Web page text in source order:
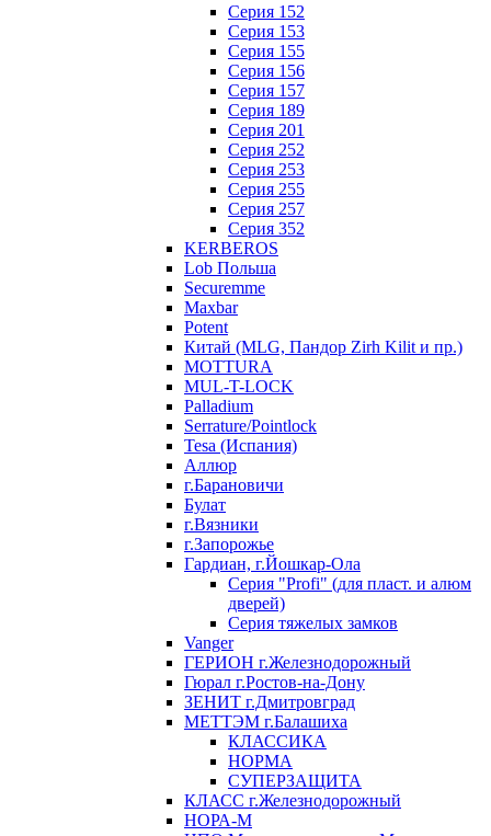
Серия 152
Серия 153
Серия 155
Серия 156
Серия 157
Серия 189
Серия 201
Серия 252
Серия 253
Серия 255
Серия 257
Серия 352
KERBEROS
Lob Польша
Securemme
Maxbar
Potent
Китай (MLG, Пандор Zirh Kilit и пр.)
MOTTURA
MUL-T-LOCK
Palladium
Serrature/Pointlock
Tesa (Испания)
Аллюр
г.Барановичи
Булат
г.Вязники
г.Запорожье
Гардиан, г.Йошкар-Ола
Серия "Profi" (для пласт. и алюм
дверей)
Серия тяжелых замков
Vanger
ГЕРИОН г.Железнодорожный
Гюрал г.Ростов-на-Дону
ЗЕНИТ г.Дмитровград
МЕТТЭМ г.Балашиха
КЛАССИКА
НОРМА
СУПЕРЗАЩИТА
КЛАСС г.Железнодорожный
НОРА-М